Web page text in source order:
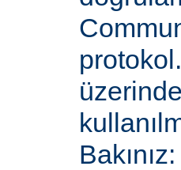
Bakınız: